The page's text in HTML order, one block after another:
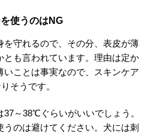
使うのはNG
を守れるので、その分、表皮が薄
とも言われています。理由は定か
いことは事実なので、スキンケア
そうです。
37～38℃ぐらいがいいでしょう。
うのは避けてください。犬には刺